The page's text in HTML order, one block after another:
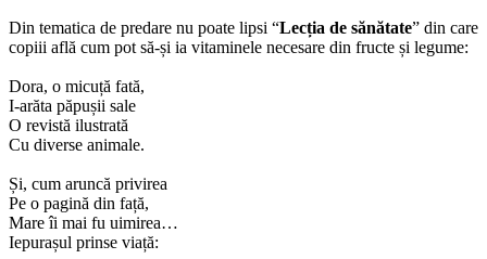
Din tematica de predare nu poate lipsi “Lecția de sănătate” din care
copiii află cum pot să-și ia vitaminele necesare din fructe și legume:
Dora, o micuță fată,
I-arăta păpușii sale
O revistă ilustrată
Cu diverse animale.
Și, cum aruncă privirea
Pe o pagină din față,
Mare îi mai fu uimirea…
Iepurașul prinse viață: